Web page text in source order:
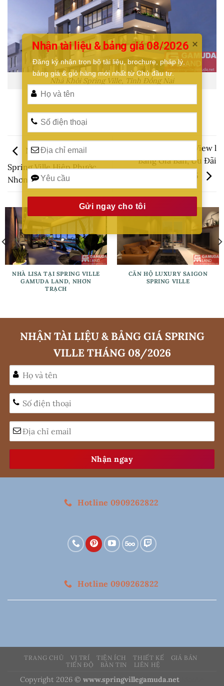
Nhà Khôi Spring Ville, Tỉnh Đồng Nai
Nhà phố Dịch vụ
Spring Ville Hiệp Phước,
Nhơn Trạch
The Emerald Garden View l
Bảng Giá Bán, Ưu Đãi
11/2025
NHÀ LISA TẠI SPRING VILLE
GAMUDA LAND, NHƠN
TRẠCH
CĂN HỘ LUXURY SAIGON
SPRING VILLE
NHẬN TÀI LIỆU & BẢNG GIÁ SPRING
VILLE THÁNG 08/2026
Hotline 0909262822
Hotline 0909262822
TRANG CHỦ VỊ TRÍ TIỆN ÍCH THIẾT KẾ
GIÁ BÁN
TIẾN ĐỘ
BẢN TIN LIÊN HỆ
Copyright 2026 © www.springvillegamuda.net
Nhận tài liệu & bảng giá 08/2026
Alternative:
Đăng ký nhận trọn bộ tài liệu, brochure, pháp lý,
bảng giá & giỏ hàng mới nhất từ Chủ đầu tư.